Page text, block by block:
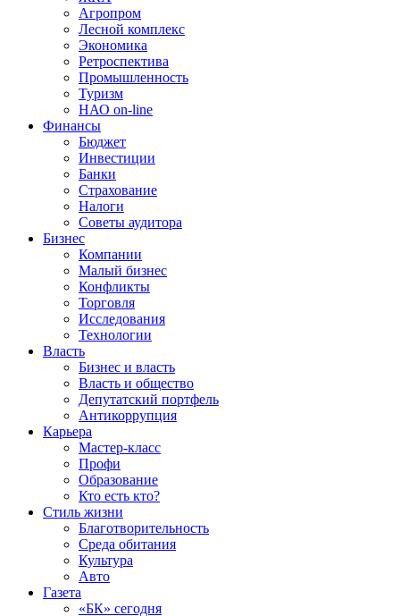
Агропром
Лесной комплекс
Экономика
Ретроспектива
Промышленность
Туризм
НАО on-line
Финансы
Бюджет
Инвестиции
Банки
Страхование
Налоги
Советы аудитора
Бизнес
Компании
Малый бизнес
Конфликты
Торговля
Исследования
Технологии
Власть
Бизнес и власть
Власть и общество
Депутатский портфель
Антикоррупция
Карьера
Мастер-класс
Профи
Образование
Кто есть кто?
Стиль жизни
Благотворительность
Среда обитания
Культура
Авто
Газета
«БК» сегодня